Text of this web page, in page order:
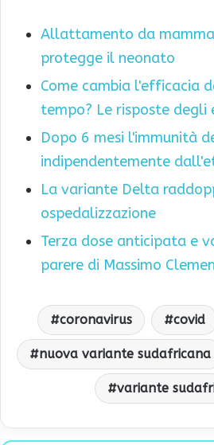
Allattamento da
protegge il neonato
Come cambia l'efficacia
tempo? Le risposte degli
Dopo 6 mesi l'immunità
indipendentemente
La variante Delta
ospedalizzazione
Terza dose anticipata e
parere di Massimo
coronavirus covid
nuova variante sudafricana
variante